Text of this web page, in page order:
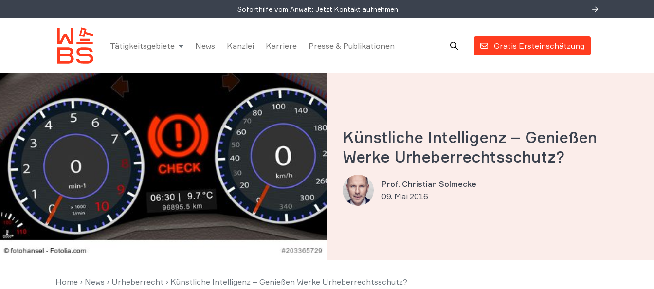
Soforthilfe vom Anwalt: Jetzt Kontakt aufnehmen
Gratis Ersteinschätzung
Tätigkeitsgebiete News Kanzlei Karriere Presse & Publikationen
Künstliche Intelligenz – Genießen
Werke Urheberrechtsschutz?
Prof. Christian Solmecke
09. Mai 2016
Home › News › Urheberrecht › Künstliche Intelligenz – Genießen Werke Urheberrechtsschutz?